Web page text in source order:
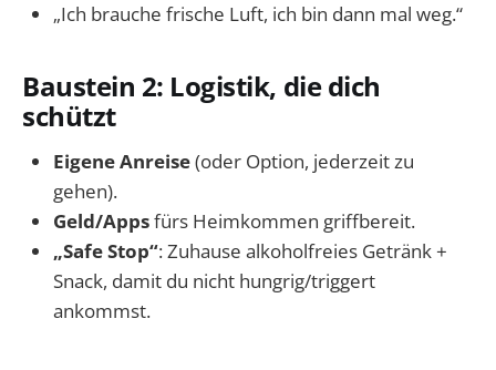
„Ich brauche frische Luft, ich bin dann mal weg.“
Baustein 2: Logistik, die dich
schützt
Eigene Anreise(oder Option, jederzeit zu
gehen).
Geld/Appsfürs Heimkommen griffbereit.
„Safe Stop“: Zuhause alkoholfreies Getränk +
Snack, damit du nicht hungrig/triggert
ankommst.